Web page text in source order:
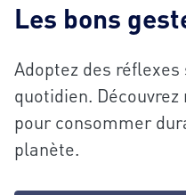
Les bons
Adoptez des
quotidien.
pour consommer
planète.